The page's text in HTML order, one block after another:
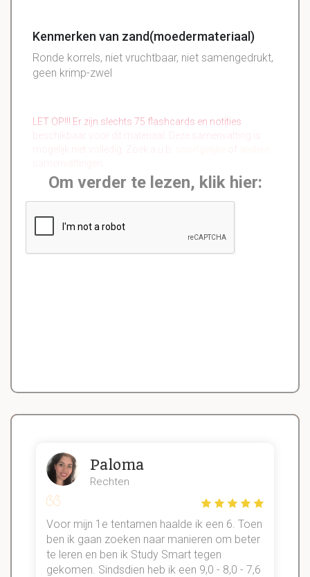
Kenmerken van zand(moedermateriaal)
Ronde korrels, niet vruchtbaar, niet samengedrukt,
geen krimp-zwel
LET OP!!! Er zijn slechts 75 flashcards en notities
beschikbaar voor dit materiaal. Deze samenvatting is
Om verder te lezen, klik hier:
Paloma
Rechten
Voor mijn 1e tentamen haalde ik een 6. Toen
ben ik gaan zoeken naar manieren om beter
te leren en ben ik Study Smart tegen
gekomen. Sindsdien heb ik een 9,0 - 8,0 - 7,6